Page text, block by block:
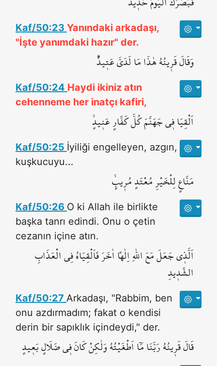
Kaf/50:23 Yanındaki arkadaşı,
"İşte yanımdaki hazır" der.
وَقَالَ قَر۪ينُهُ هٰذَا مَا لَدَيَّ عَت۪يدٌۜ
Kaf/50:24 Haydi ikiniz atın
cehenneme her inatçı kafiri,
اَلْقِيَا ف۪ي جَهَنَّمَ كُلَّ كَفَّارٍ عَن۪يدٍۙ
Kaf/50:25 İyiliği engelleyen, azgın,
kuşkucuyu...
مَنَّاعٍ لِلْخَيْرِ مُعْتَدٍ مُر۪يبٍۙ
Kaf/50:26 O ki Allah ile birlikte
başka tanrı edindi. Onu o çetin
cezanın içine atın.
اَلَّذ۪ي جَعَلَ مَعَ اللّٰهِ اِلٰهاً اٰخَرَ فَاَلْقِيَاهُ فِي الْعَذَابِ
الشَّد۪يدِ
Kaf/50:27 Arkadaşı, "Rabbim, ben
onu azdırmadım; fakat o kendisi
derin bir sapıklık içindeydi," der.
قَالَ قَر۪ينُهُ رَبَّنَا مَٓا اَطْغَيْتُهُ وَلٰكِنْ كَانَ ف۪ي ضَلَالٍ بَع۪يدٍ